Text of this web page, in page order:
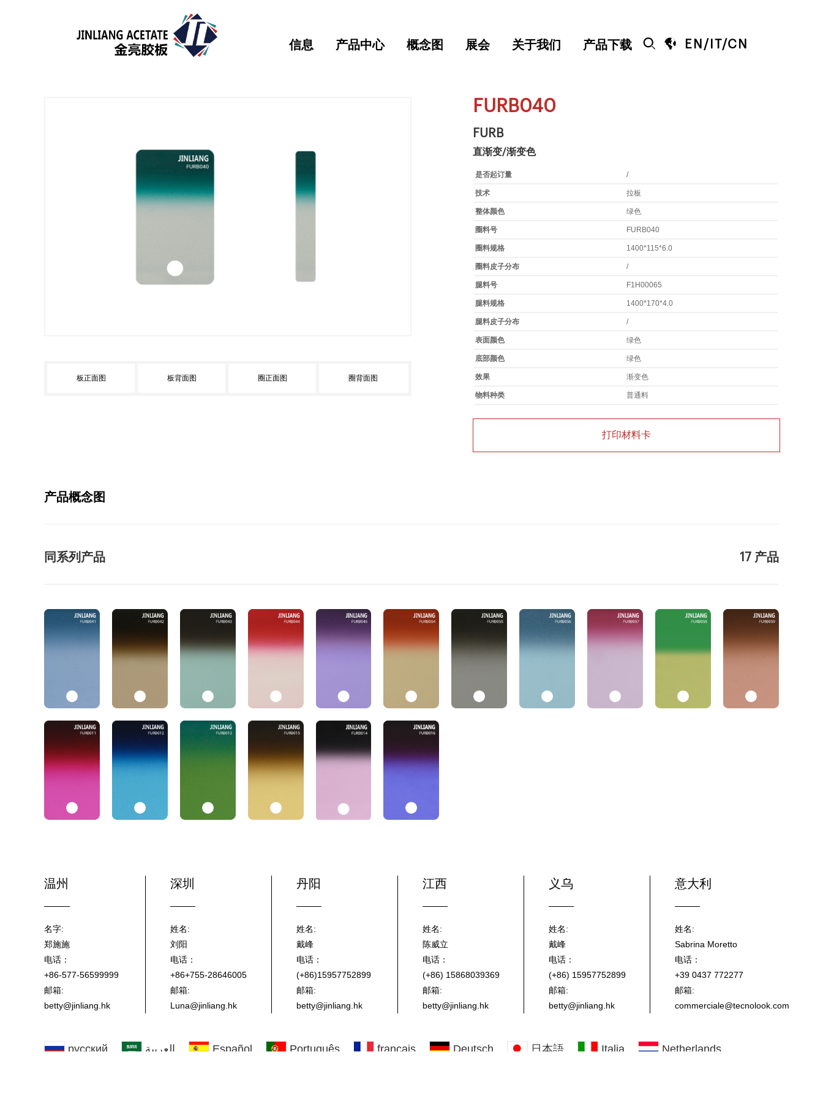
信息 产品中心 概念图 展会 关于我们 产品下载   EN / /CN
板正面图 板背面图 圈正面图 圈背面图
FURB040
FURB
直渐变/渐变色
是否起订量 /
技术 拉板
整体颜色 绿色
圈料号 FURB040
圈料规格 1400*115*6.0
圈料皮子分布 /
腿料号 F1H00065
腿料规格 1400*170*4.0
腿料皮子分布 /
表面颜色 绿色
底部颜色 绿色
效果 渐变色
物料种类 普通料
打印材料卡
产品概念图
同系列产品 17 产品
温州
名字:
郑施施
电话：
+86-577-56599999
邮箱:
betty@jinliang.hk
深圳
姓名:
刘阳
电话：
+86+755-28646005
邮箱:
Luna@jinliang.hk
丹阳
姓名:
戴峰
电话：
(+86)15957752899
邮箱:
betty@jinliang.hk
江西
姓名:
陈威立
电话：
(+86) 15868039369
邮箱:
betty@jinliang.hk
义乌
姓名:
戴峰
电话：
(+86) 15957752899
邮箱:
betty@jinliang.hk
意大利
姓名:
Sabrina Moretto
电话：
+39 0437 772277
邮箱:
commerciale@tecnolook.com
русский العربية Español Português français Deutsch 日本語 Italia
Netherlands